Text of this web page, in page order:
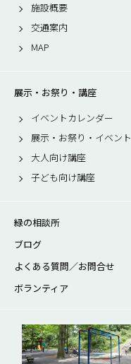
施設概要
交通案内
MAP
展示・お祭り・講座
イベントカレンダー
展示・お祭り・イベント
大人向け講座
子ども向け講座
緑の相談所
ブログ
よくある質問／お問合せ
ボランティア